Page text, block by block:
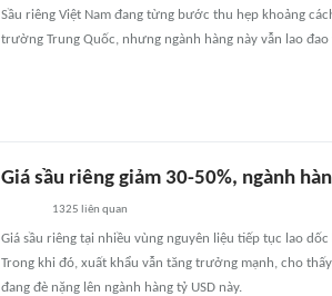
Sầu riêng Việt Nam đang từng bước thu hẹp khoảng
trường Trung Quốc, nhưng ngành hàng này vẫn lao đao
Giá sầu riêng giảm 30-50%, ngành
1325 liên quan
Giá sầu riêng tại nhiều vùng nguyên liệu tiếp tục lao
Trong khi đó, xuất khẩu vẫn tăng trưởng mạnh, cho
đang đè nặng lên ngành hàng tỷ USD này.